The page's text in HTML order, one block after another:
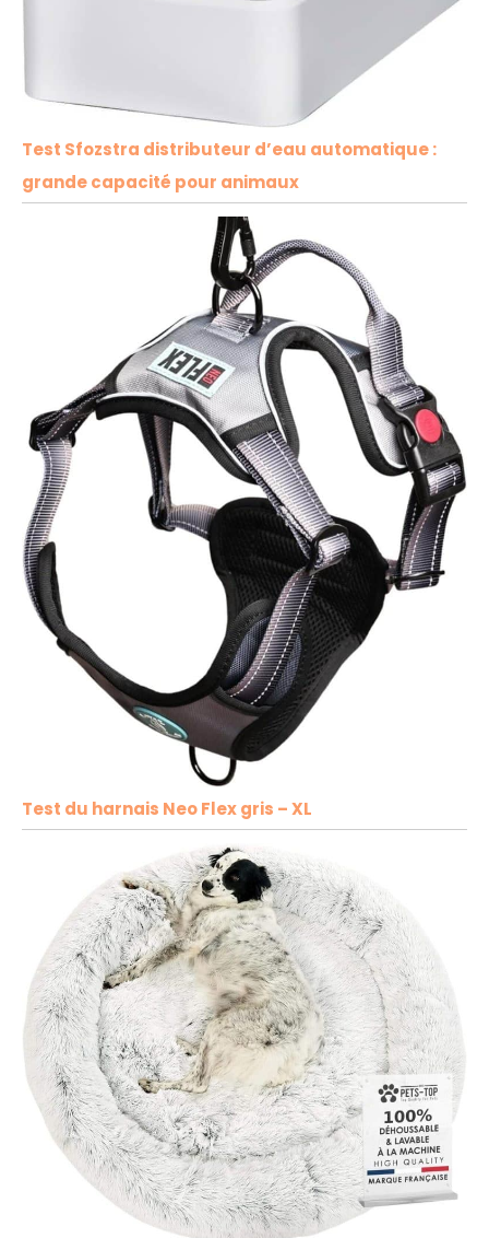
Test Sfozstra distributeur d’eau automatique :
grande capacité pour animaux
Test du harnais Neo Flex gris – XL